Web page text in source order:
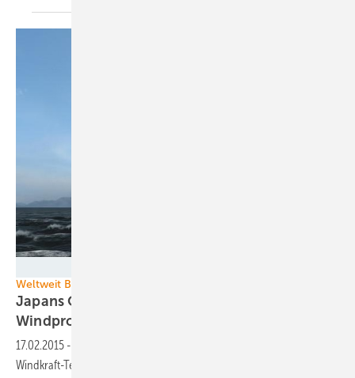
Weltweit Bewegung in neuen Märkten
Japans Offshore-Aktivitäten und Russlands
Windprojekte
17.02.2015 -
Windkraft-Technologie heran. Russland lässt sich dabei von China